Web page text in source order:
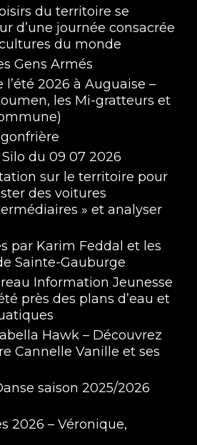
du territoire se
d’une journée consacrée
du monde
Gens Armés
l’été 2026 à Auguaise –
les Mi-gratteurs et
du 09 07 2026
sur le territoire pour
des voitures
» et analyser
par Karim Feddal et les
Sainte-Gauburge
Information Jeunesse
près des plans d’eau et
Hawk – Découvrez
Cannelle Vanille et ses
saison 2025/2026
2026 – Véronique,